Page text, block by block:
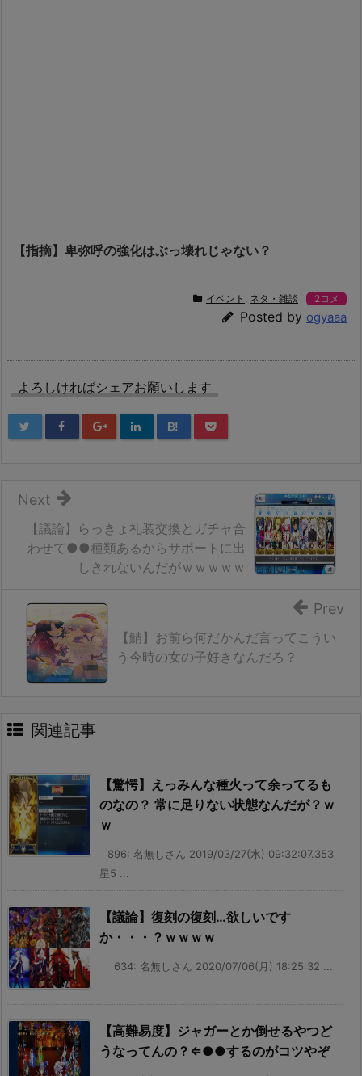
【指摘】卑弥呼の強化はぶっ壊れじゃない？
イベント ネタ・雑談 2コメ
Posted by ogyaaa
よろしければシェアお願いします
B!
【議論】らっきょ礼装交換とガチャ合
わせて●●種類あるからサポートに出
しきれないんだがｗｗｗｗｗ
Next
【鯖】お前ら何だかんだ言ってこうい
う今時の女の子好きなんだろ？
Prev
関連記事
【驚愕】えっみんな種火って余ってるも
のなの？ 常に足りない状態なんだが？ｗ
ｗ
896: 名無しさん 2019/03/27(水) 09:32:07.353
星5 ...
【議論】復刻の復刻…欲しいです
か・・・？ｗｗｗｗ
634: 名無しさん 2020/07/06(月) 18:25:32 ...
【高難易度】ジャガーとか倒せるやつど
うなってんの？⇐●●するのがコツやぞ